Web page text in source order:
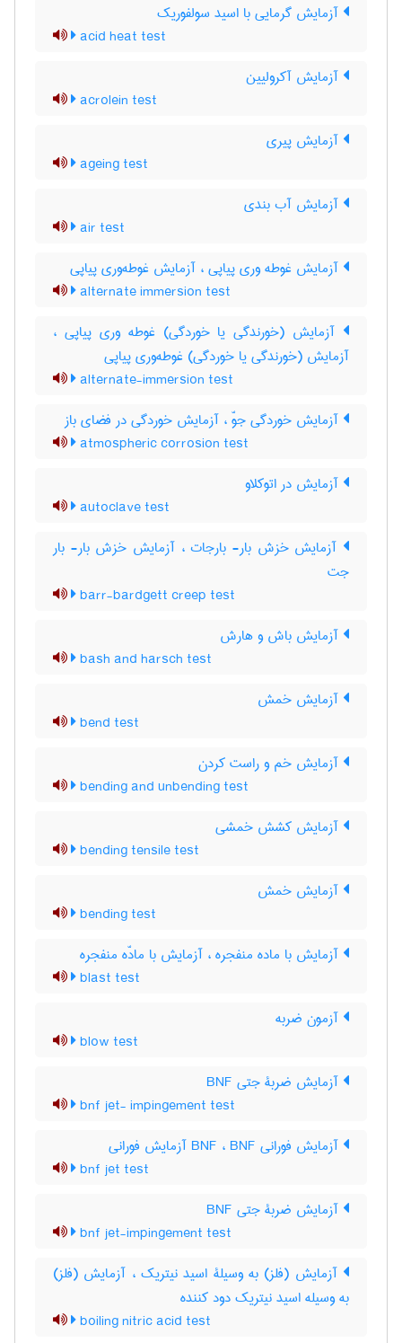
آزمایش گرمایی با اسید سولفوریک
acid heat test
آزمایش آکرولیین
acrolein test
آزمایش پیری
ageing test
آزمایش آب بندی
air test
آزمایش غوطه وری پیاپی ، آزمایش غوطه‌وری پیاپی
alternate immersion test
آزمایش (خورندگی یا خوردگی) غوطه وری پیاپی ،
آزمایش (خورندگی یا خوردگی) غوطه‌وری پیاپی
alternate-immersion test
آزمایش خوردگی جوّ ، آزمایش خوردگی در فضای باز
atmospheric corrosion test
آزمایش در اتوکلاو
autoclave test
آزمایش خزش بار- بارجات ، آزمایش خزش بار- بار
جت
barr-bardgett creep test
آزمایش باش و هارش
bash and harsch test
آزمایش خمش
bend test
آزمایش خم و راست کردن
bending and unbending test
آزمایش کشش خمشی
bending tensile test
آزمایش خمش
bending test
آزمایش با ماده منفجره ، آزمایش با مادّه منفجره
blast test
آزمون ضربه
blow test
آزمایش ضربۀ جتی BNF
bnf jet- impingement test
آزمایش فورانی BNF ، BNF آزمایش فورانی
bnf jet test
آزمایش ضربۀ جتی BNF
bnf jet-impingement test
آزمایش (فلز) به وسیلۀ اسید نیتریک ، آزمایش (فلز)
به وسیله اسید نیتریک دود کننده
boiling nitric acid test